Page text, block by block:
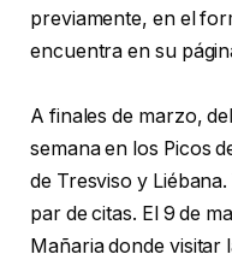
previamente, en el
encuentra en su
A finales de marzo,
semana en los Picos
de Tresviso y
par de citas. El 9 de
Mañaria donde visitar